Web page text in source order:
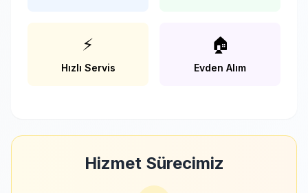
⚡
Hızlı Servis
🏠
Evden Alım
Hizmet Sürecimiz